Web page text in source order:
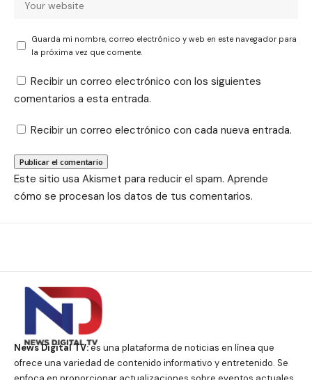
Guarda mi nombre, correo electrónico y web en este navegador para
la próxima vez que comente.
Recibir un correo electrónico con los siguientes
comentarios a esta entrada.
Recibir un correo electrónico con cada nueva entrada.
Este sitio usa Akismet para reducir el spam. Aprende
cómo se procesan los datos de tus comentarios.
News Digital TV:es una plataforma de noticias en línea que
ofrece una variedad de contenido informativo y entretenido. Se